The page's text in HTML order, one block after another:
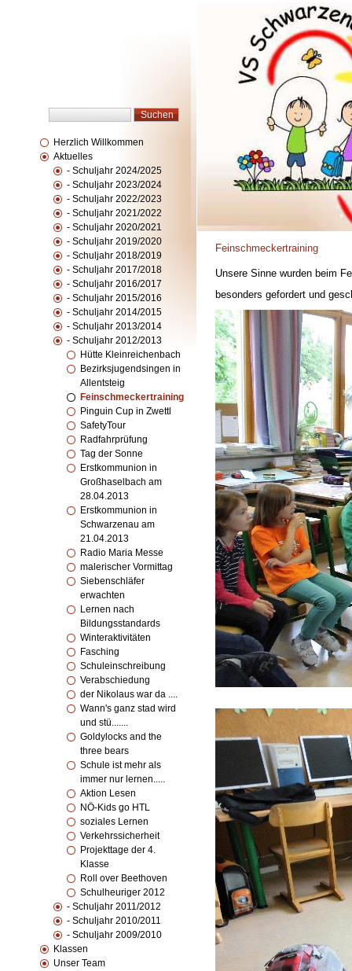
Herzlich Willkommen
Aktuelles
- Schuljahr 2024/2025
- Schuljahr 2023/2024
- Schuljahr 2022/2023
- Schuljahr 2021/2022
- Schuljahr 2020/2021
- Schuljahr 2019/2020
- Schuljahr 2018/2019
- Schuljahr 2017/2018
- Schuljahr 2016/2017
- Schuljahr 2015/2016
- Schuljahr 2014/2015
- Schuljahr 2013/2014
- Schuljahr 2012/2013
Hütte Kleinreichenbach
Bezirksjugendsingen in
Allentsteig
Feinschmeckertraining
Pinguin Cup in Zwettl
SafetyTour
Radfahrprüfung
Tag der Sonne
Erstkommunion in
Großhaselbach am
28.04.2013
Erstkommunion in
Schwarzenau am
21.04.2013
Radio Maria Messe
malerischer Vormittag
Siebenschläfer
erwachten
Lernen nach
Bildungsstandards
Winteraktivitäten
Fasching
Schuleinschreibung
Verabschiedung
der Nikolaus war da ....
Wann's ganz stad wird
und stü.......
Goldylocks and the
three bears
Schule ist mehr als
immer nur lernen.....
Aktion Lesen
NÖ-Kids go HTL
soziales Lernen
Verkehrssicherheit
Projekttage der 4.
Klasse
Roll over Beethoven
Schulheuriger 2012
- Schuljahr 2011/2012
- Schuljahr 2010/2011
- Schuljahr 2009/2010
Klassen
Unser Team
Feinschmeckertraining
Unsere Sinne wurden beim
besonders gefordert und